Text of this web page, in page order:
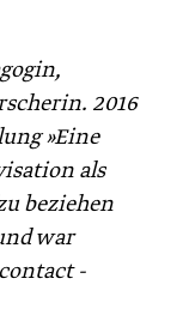
2016
»Eine
als
beziehen
war